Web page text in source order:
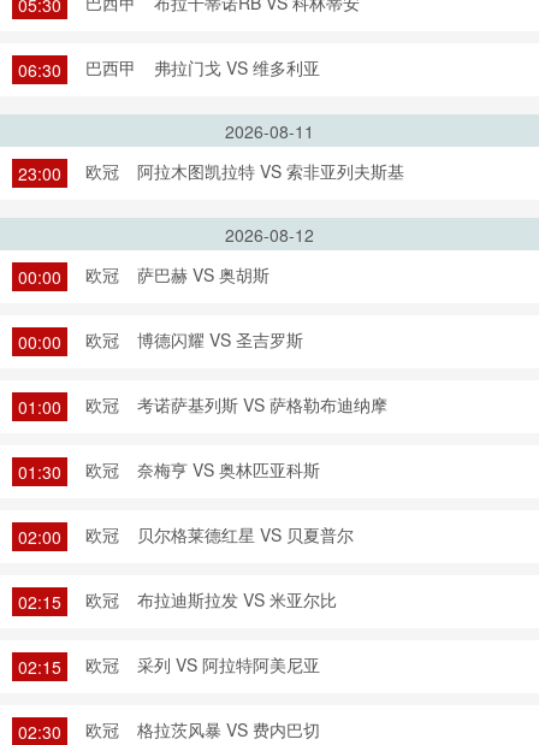
05:30
06:30 巴西甲 弗拉门戈 VS 维多利亚
2026-08-11
23:00
欧冠 阿拉木图凯拉特 VS 索非亚列夫斯基
2026-08-12
00:00
欧冠 萨巴赫 VS 奥胡斯
00:00 欧冠 博德闪耀 VS 圣吉罗斯
01:00 欧冠 考诺萨基列斯 VS 萨格勒布迪纳摩
01:30 欧冠 奈梅亨 VS 奥林匹亚科斯
02:00 欧冠 贝尔格莱德红星 VS 贝夏普尔
02:15 欧冠 布拉迪斯拉发 VS 米亚尔比
02:15 欧冠 采列 VS 阿拉特阿美尼亚
02:30 欧冠 格拉茨风暴 VS 费内巴切